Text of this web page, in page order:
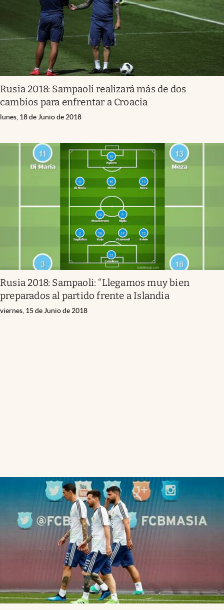
Rusia 2018: Sampaoli realizará más de dos
cambios para enfrentar a Croacia
lunes, 18 de Junio de 2018
Rusia 2018: Sampaoli: “Llegamos muy bien
preparados al partido frente a Islandia
viernes, 15 de Junio de 2018